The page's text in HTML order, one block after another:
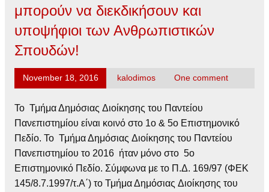
μπορούν να διεκδικήσουν και
υποψήφιοι των Ανθρωπιστικών
Σπουδών!
November 18, 2016 kalodimos One comment
Το Τμήμα Δημόσιας Διοίκησης του Παντείου
Πανεπιστημίου είναι κοινό στο 1ο & 5ο Επιστημονικό
Πεδίο. Το Τμήμα Δημόσιας Διοίκησης του Παντείου
Πανεπιστημίου το 2016 ήταν μόνο στο 5ο
Επιστημονικό Πεδίο. Σύμφωνα με το Π.Δ. 169/97 (ΦΕΚ
145/8.7.1997/τ.Α΄) το Τμήμα Δημόσιας Διοίκησης του